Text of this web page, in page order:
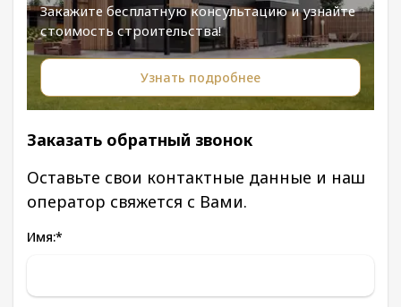
Закажите бесплатную консультацию и узнайте
стоимость строительства!
Узнать подробнее
Заказать обратный звонок
Оставьте свои контактные данные и наш
оператор свяжется с Вами.
Имя:*